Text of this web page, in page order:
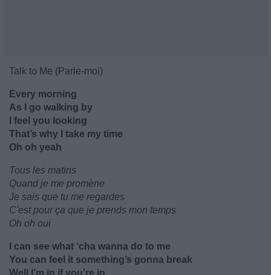
Talk to Me (Parle-moi)
Every morning
As I go walking by
I feel you looking
That’s why I take my time
Oh oh yeah
Tous les matins
Quand je me promène
Je sais que tu me regardes
C'est pour ça que je prends mon temps
Oh oh oui
I can see what ‘cha wanna do to me
You can feel it something’s gonna break
Well I’m in if you’re in